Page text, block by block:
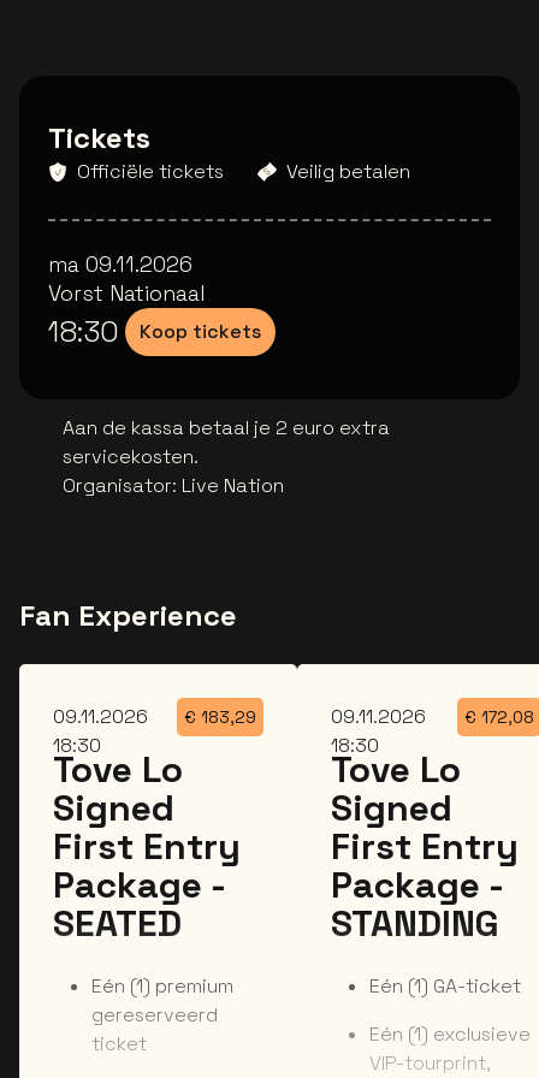
Tickets
Officiële tickets Veilig betalen
ma 09.11.2026
Vorst Nationaal
18:30 Koop tickets
Aan de kassa betaal je 2 euro extra
servicekosten.
Organisator: Live Nation
Fan Experience
09.11.2026
18:30
€ 183,29
Tove Lo
Signed
First Entry
Package -
SEATED
Eén (1) premium
gereserveerd
ticket
09.11.2026
18:30
€ 172,08
Tove Lo
Signed
First Entry
Package -
STANDING
Eén (1) GA-ticket
Eén (1) exclusieve
VIP-tourprint,